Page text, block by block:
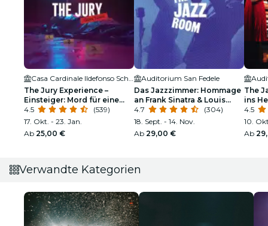
The Jury Experience –
Einsteiger: Mord für eine
Million Dollar
4.5
(539)
17. Okt. - 23. Jan.
Ab 25,00 €
Auditorium San Fedele
Das Jazzzimmer: Hommage
an Frank Sinatra & Louis
Armstrong
4.7
(304)
18. Sept. - 14. Nov.
Ab 29,00 €
The
ins
4.5
10.
Ab
Verwandte Kategorien